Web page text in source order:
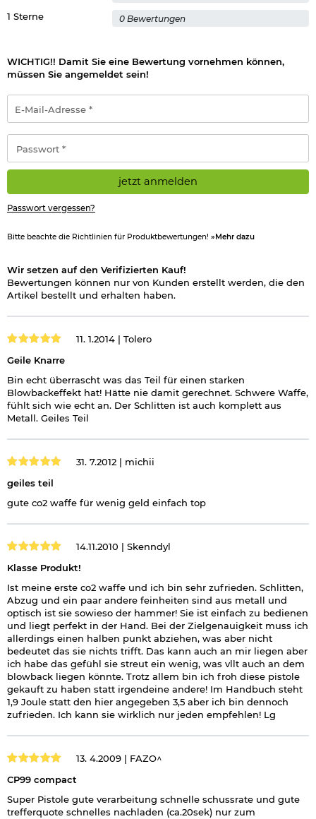
1 Sterne 0 Bewertungen
WICHTIG!! Damit Sie eine Bewertung vornehmen können,
müssen Sie angemeldet sein!
Mail-
Adresse
*
jetzt anmelden
Passwort vergessen?
Bitte beachte die Richtlinien für Produktbewertungen! »Mehr dazu
Wir setzen auf den Verifizierten Kauf!
Bewertungen können nur von Kunden erstellt werden, die den
Artikel bestellt und erhalten haben.
11. 1.2014 | Tolero
Geile Knarre
Bin echt überrascht was das Teil für einen starken
Blowbackeffekt hat! Hätte nie damit gerechnet. Schwere Waffe,
fühlt sich wie echt an. Der Schlitten ist auch komplett aus
Metall. Geiles Teil
31. 7.2012 | michii
geiles teil
gute co2 waffe für wenig geld einfach top
14.11.2010 | Skenndyl
Klasse Produkt!
Ist meine erste co2 waffe und ich bin sehr zufrieden. Schlitten,
Abzug und ein paar andere feinheiten sind aus metall und
optisch ist sie sowieso der hammer! Sie ist einfach zu bedienen
und liegt perfekt in der Hand. Bei der Zielgenauigkeit muss ich
allerdings einen halben punkt abziehen, was aber nicht
bedeutet das sie nichts trifft. Das kann auch an mir liegen aber
ich habe das gefühl sie streut ein wenig, was vllt auch an dem
blowback liegen könnte. Trotz allem bin ich froh diese pistole
gekauft zu haben statt irgendeine andere! Im Handbuch steht
1,9 Joule statt den hier angegeben 3,5 aber ich bin dennoch
zufrieden. Ich kann sie wirklich nur jeden empfehlen! Lg
13. 4.2009 | FAZO^
CP99 compact
Super Pistole gute verarbeitung schnelle schussrate und gute
trefferquote schnelles nachladen (ca.20sek) nur zum